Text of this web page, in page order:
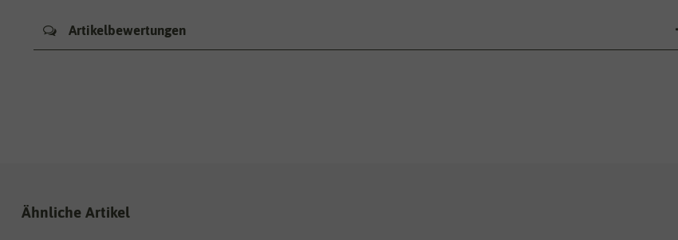
Artikelbewertungen
Ähnliche Artikel